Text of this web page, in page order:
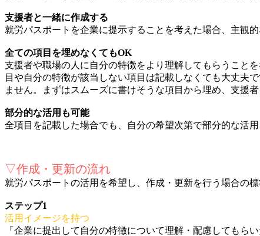
支援者と一緒に作成する
就労パスポートを企業に提示することを考えた場合、主観
全ての項目を埋めなくてもOK
支援者や職場の人に自分の特徴をより理解してもらうこと
目や自分の特徴が該当しない項目は記載しなくても大丈夫
ません。まずはスムーズに書けそうな項目から埋め、支援
部分的な活用も可能
全項目を記載した場合でも、自分の希望次第で部分的な活
▽作成・更新の流れ
就労パスポートの活用を希望し、作成・更新を行う場合の
ステップ1
活用イメージを持つ
「企業に提出して自分の特徴について理解・配慮しても